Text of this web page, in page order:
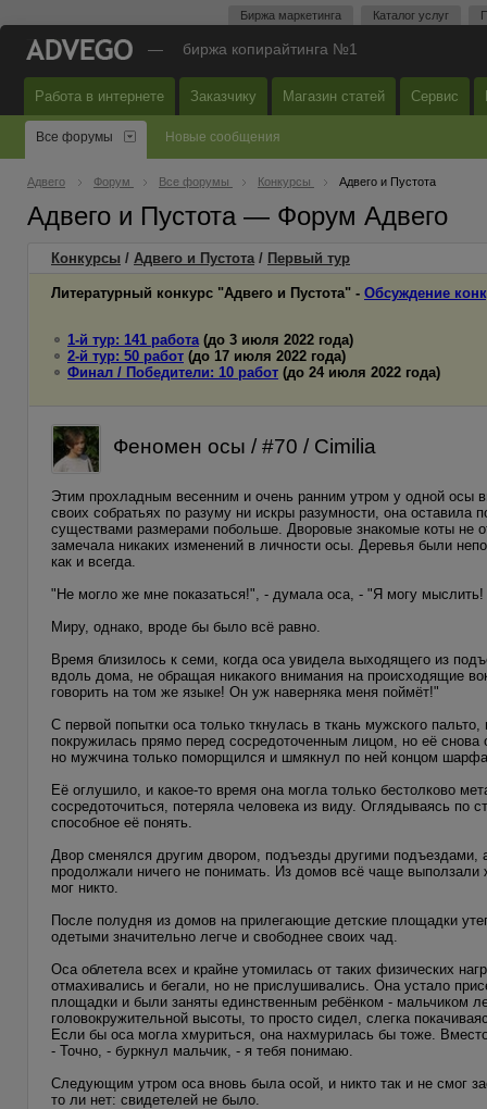
Биржа маркетинга Каталог услуг
— биржа копирайтинга №1
Работа в интернете Заказчику Магазин статей Сервис
Все форумы Новые сообщения
Адвего Форум Все форумы Конкурсы Адвего и Пустота
Адвего и Пустота — Форум Адвего
Конкурсы / Адвего и Пустота/ Первый тур
Литературный конкурс "Адвего и Пустота" - Обсуждение
1-й тур: 141 работа(до 3 июля 2022 года)
2-й тур: 50 работ (до 17 июля 2022 года)
Финал / Победители: 10 работ (до 24 июля 2022 года)
Феномен осы / #70 / Cimilia
Этим прохладным весенним и очень ранним утром у одной осы
своих собратьях по разуму ни искры разумности, она
существами размерами побольше. Дворовые знакомые коты не
замечала никаких изменений в личности осы. Деревья были
как и всегда.
"Не могло же мне показаться!", - думала оса, - "Я могу
Миру, однако, вроде бы было всё равно.
Время близилось к семи, когда оса увидела выходящего из
вдоль дома, не обращая никакого внимания на происходящие
говорить на том же языке! Он уж наверняка меня поймёт!"
С первой попытки оса только ткнулась в ткань мужского
покружилась прямо перед сосредоточенным лицом, но её
но мужчина только поморщился и шмякнул по ней концом
Её оглушило, и какое-то время она могла только бестолково
сосредоточиться, потеряла человека из виду. Оглядываясь
способное её понять.
Двор сменялся другим двором, подъезды другими
продолжали ничего не понимать. Из домов всё чаще
мог никто.
После полудня из домов на прилегающие детские площадки
одетыми значительно легче и свободнее своих чад.
Оса облетела всех и крайне утомилась от таких физических
отмахивались и бегали, но не прислушивались. Она устало
площадки и были заняты единственным ребёнком - мальчиком
головокружительной высоты, то просто сидел, слегка
Если бы оса могла хмуриться, она нахмурилась бы тоже.
- Точно, - буркнул мальчик, - я тебя понимаю.
Следующим утром оса вновь была осой, и никто так и не смог
то ли нет: свидетелей не было.